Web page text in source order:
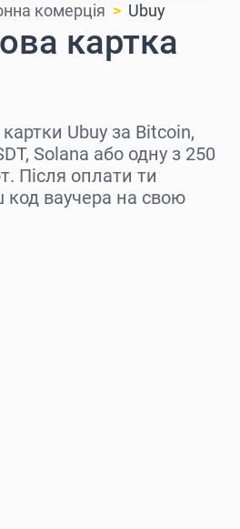
комерція Ubuy
картка
Ubuy за Bitcoin,
Solana або одну з 250
Після оплати ти
ваучера на свою